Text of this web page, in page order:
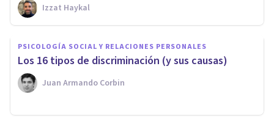
Izzat Haykal
PSICOLOGÍA SOCIAL Y RELACIONES PERSONALES
​Los 16 tipos de discriminación (y sus causas)
Juan Armando Corbin
PSICOLOGÍA SOCIAL Y RELACIONES PERSONALES
¿Qué es el integrismo?
Características de esta manera
de pensar